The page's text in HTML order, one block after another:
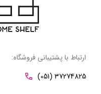
ارتباط با پشتیبانی فروشگاه:
(051) 37274825